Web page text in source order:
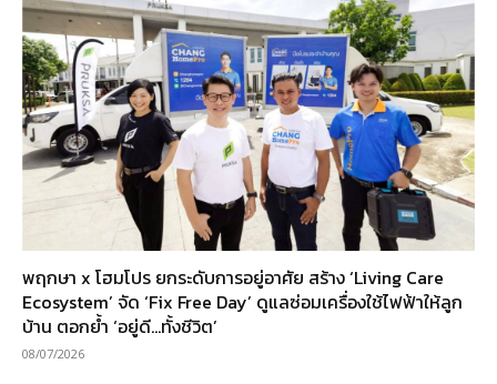
พฤกษา x โฮมโปร ยกระดับการอยู่อาศัย สร้าง ‘Living Care
Ecosystem’ จัด ‘Fix Free Day’ ดูแลซ่อมเครื่องใช้ไฟฟ้าให้ลูก
บ้าน ตอกย้ำ ‘อยู่ดี…ทั้งชีวิต’
08/07/2026